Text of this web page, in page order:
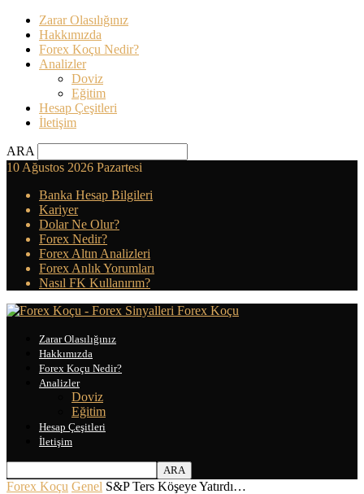
Zarar Olasılığınız
Hakkımızda
Forex Koçu Nedir?
Analizler
Doviz
Eğitim
Hesap Çeşitleri
İletişim
ARA
10 Ağustos 2026 Pazartesi
Banka Hesap Bilgileri
Kariyer
Dolar Ne Olur?
Forex Nedir?
Forex Altın Analizleri
Forex Anlık Yorumları
Nasıl FK Kullanırım?
Forex Koçu
Zarar Olasılığınız
Hakkımızda
Forex Koçu Nedir?
Analizler
Doviz
Eğitim
Hesap Çeşitleri
İletişim
Forex Koçu Genel S&P Ters Köşeye Yatırdı…